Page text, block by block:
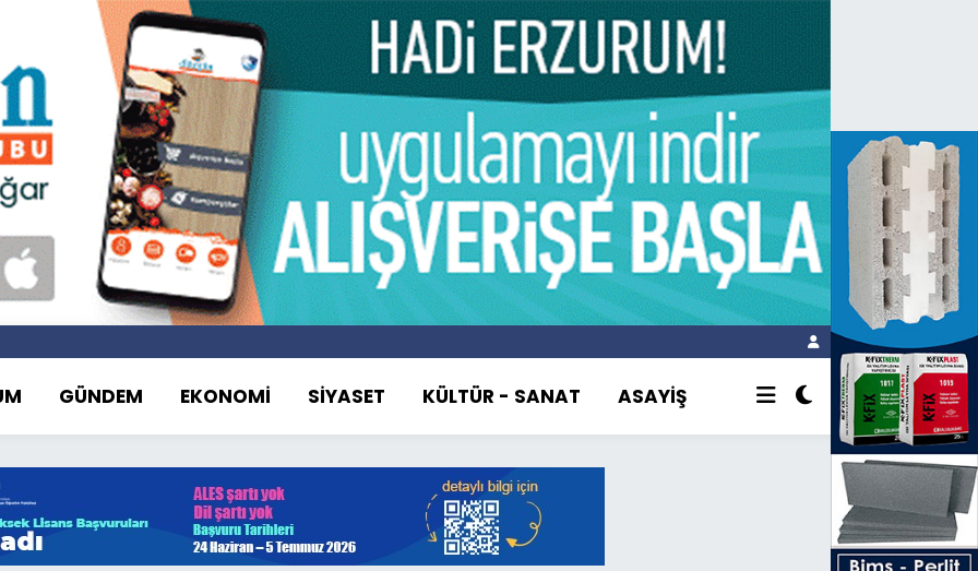
GÜNDEM EKONOMİ SİYASET KÜLTÜR - SANAT ASAYİŞ